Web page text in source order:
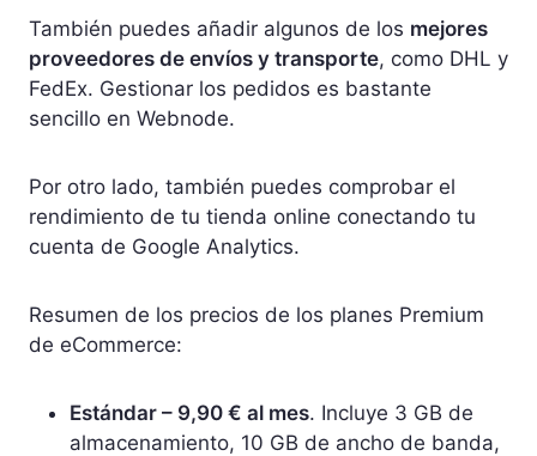
También puedes añadir algunos de los mejores
proveedores de envíos y transporte, como DHL y
FedEx. Gestionar los pedidos es bastante
sencillo en Webnode.
Por otro lado, también puedes comprobar el
rendimiento de tu tienda online conectando tu
cuenta de Google Analytics.
Resumen de los precios de los planes Premium
de eCommerce:
Estándar – 9,90 € al mes. Incluye 3 GB de
almacenamiento, 10 GB de ancho de banda,